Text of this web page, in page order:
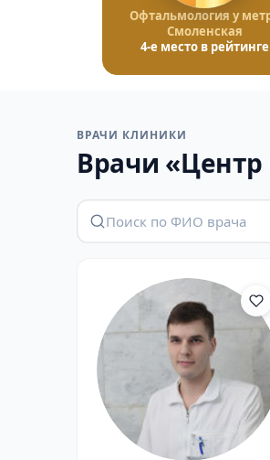
Офтальмология у
Смоленская
4-е место в рейтинге
ВРАЧИ КЛИНИКИ
Врачи «Центр